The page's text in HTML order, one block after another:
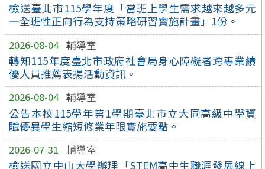
檢送臺北市115學年度「當班上學生需求越來越多元
—全班性正向行為支持策略研習實施計畫」1份。
2026-08-04 輔導室
轉知115年度臺北市政府社會局身心障礙者跨專業績
優人員推薦表揚活動資訊。
2026-08-04 輔導室
公告本校115學年第1學期臺北市立大同高級中學資
賦優異學生縮短修業年限實施要點。
2026-07-31 輔導室
檢送國立中山大學辦理「STEM高中生職涯發展線上